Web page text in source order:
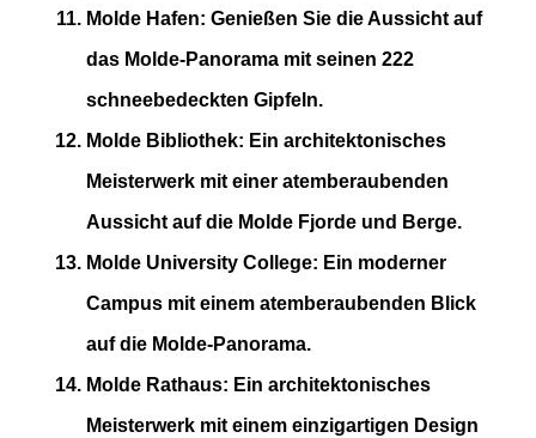
Molde Hafen: Genießen Sie die Aussicht auf
das Molde-Panorama mit seinen 222
schneebedeckten Gipfeln​.
Molde Bibliothek: Ein architektonisches
Meisterwerk mit einer atemberaubenden
Aussicht auf die Molde Fjorde und Berge​​.
Molde University College: Ein moderner
Campus mit einem atemberaubenden Blick
auf die Molde-Panorama​.
Molde Rathaus: Ein architektonisches
Meisterwerk mit einem einzigartigen Design